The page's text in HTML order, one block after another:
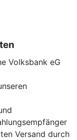
Volksbank eG
Versand durch